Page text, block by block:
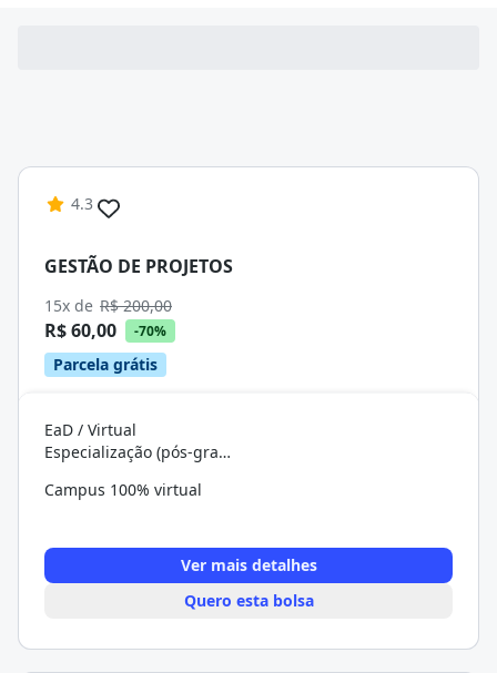
4.3
GESTÃO DE PROJETOS
15x de R$ 200,00
R$ 60,00 -70%
Parcela grátis
EaD / Virtual
Especialização (pós-graduação)
Campus 100% virtual
Ver mais detalhes
Quero esta bolsa